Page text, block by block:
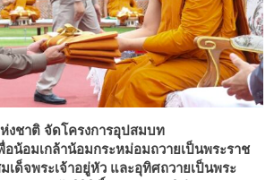
งชาติ จัดโครงการอุปสมบท
อน้อมเกล้าน้อมกระหม่อมถวายเป็นพระราช
ด็จพระเจ้าอยู่หัว และอุทิศถวายเป็นพระ